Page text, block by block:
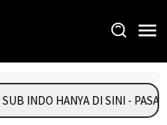
INDO HANYA DI SINI -